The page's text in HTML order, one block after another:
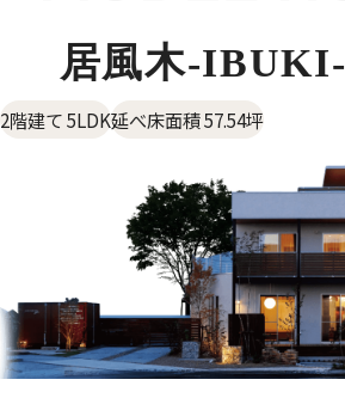
居風木-IBUKI-
2階建て 5LDK延べ床面積 57.54坪